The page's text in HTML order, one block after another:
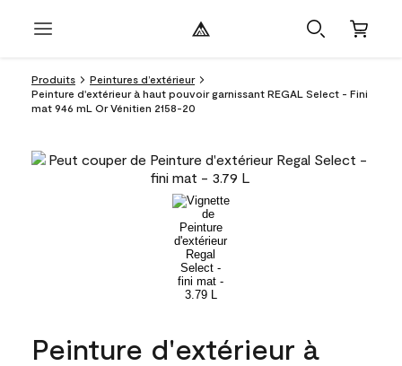
Produits
Peintures d’extérieur
Peinture d'extérieur à haut pouvoir garnissant REGAL Select - Fini
mat 946 mL Or Vénitien 2158-20
Peinture d'extérieur à